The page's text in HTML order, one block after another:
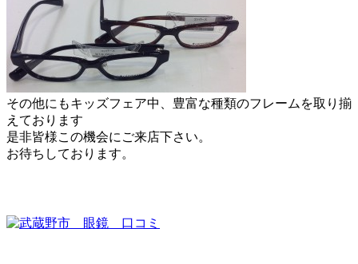
その他にもキッズフェア中、豊富な種類のフレームを取り揃
えております
是非皆様この機会にご来店下さい。
お待ちしております。